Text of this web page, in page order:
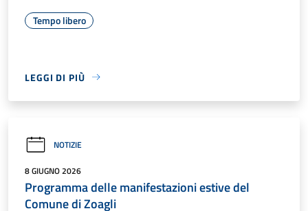
Tempo libero
LEGGI DI PIÙ
NOTIZIE
8 GIUGNO 2026
Programma delle manifestazioni estive del
Comune di Zoagli